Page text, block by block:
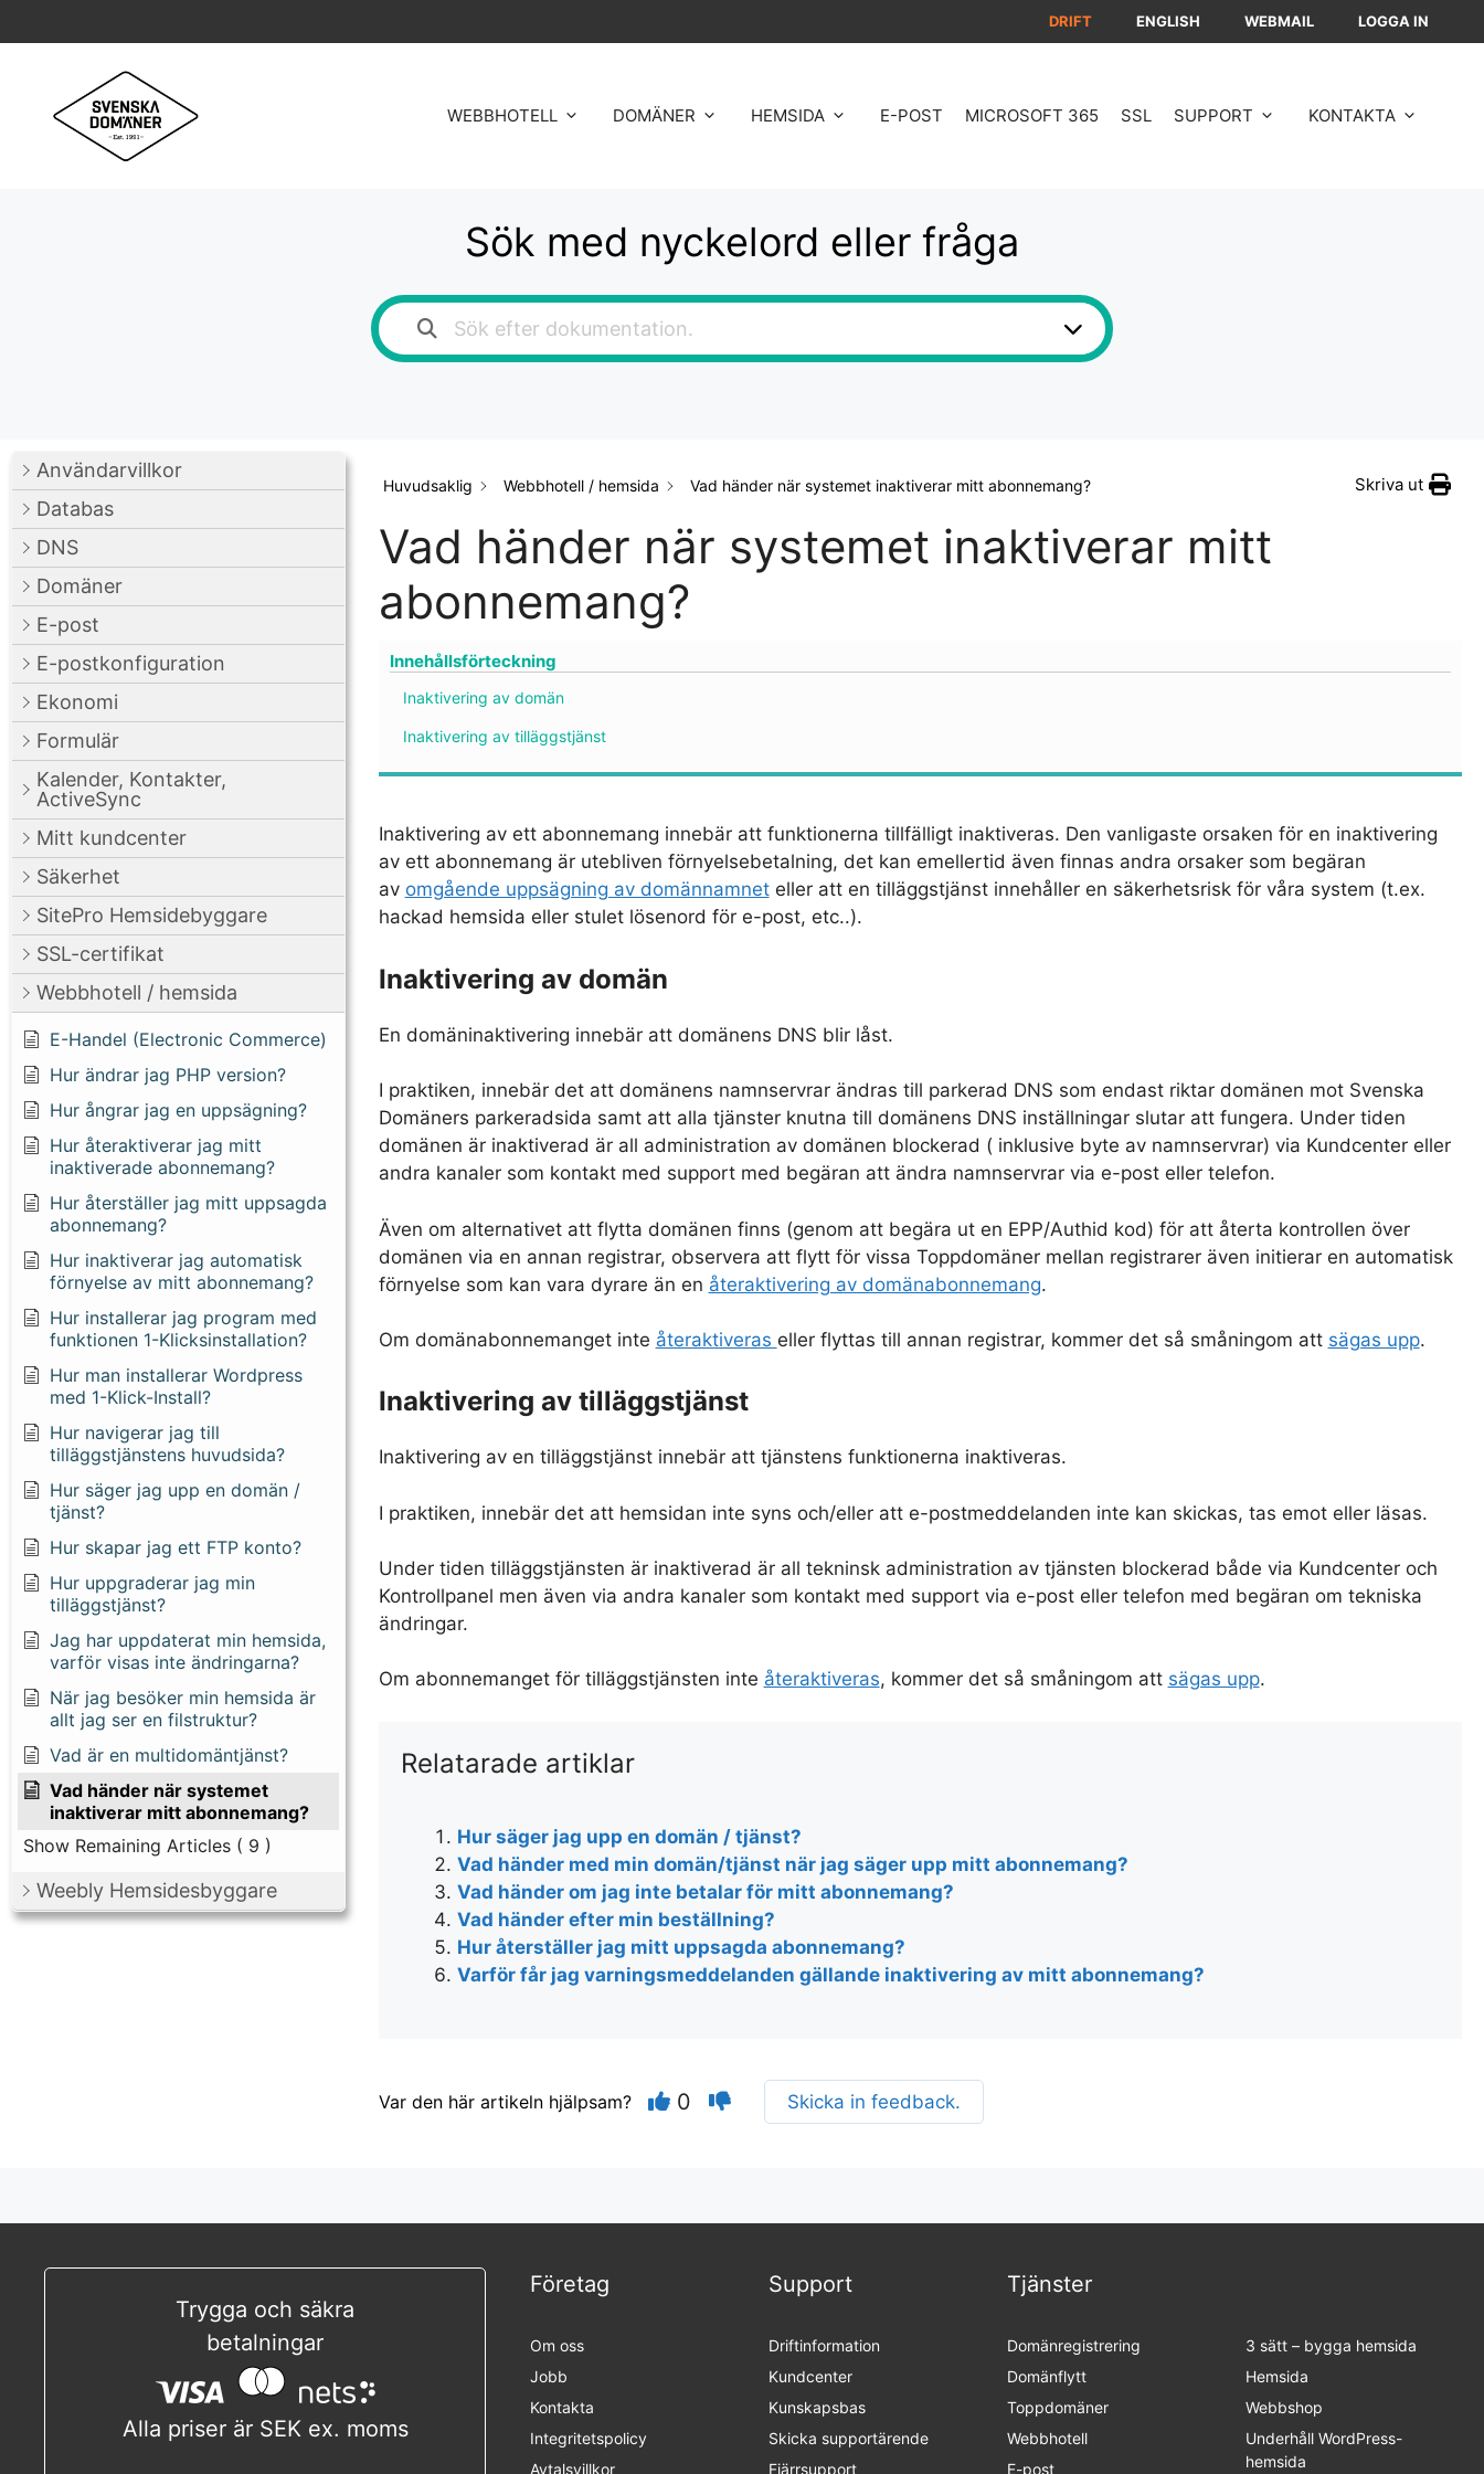
till
DRIFT ENGLISH WEBMAIL LOGGA IN
WEBBHOTELL DOMÄNER HEMSIDA E-POST MICROSOFT 365 SSL SUPPORT KONTAKTA
Sök med nyckelord eller fråga
Användarvillkor
Databas
DNS
Domäner
E-post
E-postkonfiguration
Ekonomi
Formulär
Kalender, Kontakter,
ActiveSync
Mitt kundcenter
Säkerhet
SitePro Hemsidebyggare
SSL-certifikat
Webbhotell / hemsida
E-Handel (Electronic Commerce)
Hur ändrar jag PHP version?
Hur ångrar jag en uppsägning?
Hur återaktiverar jag mitt
inaktiverade abonnemang?
Hur återställer jag mitt uppsagda
abonnemang?
Hur inaktiverar jag automatisk
förnyelse av mitt abonnemang?
Hur installerar jag program med
funktionen 1-Klicksinstallation?
Hur man installerar Wordpress
med 1-Klick-Install?
Hur navigerar jag till
tilläggstjänstens huvudsida?
Hur säger jag upp en domän /
tjänst?
Hur skapar jag ett FTP konto?
Hur uppgraderar jag min
tilläggstjänst?
Jag har uppdaterat min hemsida,
varför visas inte ändringarna?
När jag besöker min hemsida är
allt jag ser en filstruktur?
Vad är en multidomäntjänst?
Vad händer när systemet
inaktiverar mitt abonnemang?
Show Remaining Articles ( 9 )
Weebly Hemsidesbyggare
Huvudsaklig Webbhotell / hemsida Vad händer när systemet inaktiverar mitt abonnemang? Skriva ut
Vad händer när systemet inaktiverar mitt
abonnemang?
Innehållsförteckning
Inaktivering av domän
Inaktivering av tilläggstjänst
Inaktivering av ett abonnemang innebär att funktionerna tillfälligt inaktiveras. Den vanligaste orsaken för en inaktivering
av ett abonnemang är utebliven förnyelsebetalning, det kan emellertid även finnas andra orsaker som begäran
av omgående uppsägning av domännamneteller att en tilläggstjänst innehåller en säkerhetsrisk för våra system (t.ex.
hackad hemsida eller stulet lösenord för e-post, etc..).
Inaktivering av domän
En domäninaktivering innebär att domänens DNS blir låst.
I praktiken, innebär det att domänens namnservrar ändras till parkerad DNS som endast riktar domänen mot Svenska
Domäners parkeradsida samt att alla tjänster knutna till domänens DNS inställningar slutar att fungera. Under tiden
domänen är inaktiverad är all administration av domänen blockerad ( inklusive byte av namnservrar) via Kundcenter eller
andra kanaler som kontakt med support med begäran att ändra namnservrar via e-post eller telefon.
Även om alternativet att flytta domänen finns (genom att begära ut en EPP/Authid kod) för att återta kontrollen över
domänen via en annan registrar, observera att flytt för vissa Toppdomäner mellan registrarer även initierar en automatisk
förnyelse som kan vara dyrare än en återaktivering av domänabonnemang.
Om domänabonnemanget inte återaktiveras eller flyttas till annan registrar, kommer det så småningom att sägas upp.
Inaktivering av tilläggstjänst
Inaktivering av en tilläggstjänst innebär att tjänstens funktionerna inaktiveras.
I praktiken, innebär det att hemsidan inte syns och/eller att e-postmeddelanden inte kan skickas, tas emot eller läsas.
Under tiden tilläggstjänsten är inaktiverad är all tekninsk administration av tjänsten blockerad både via Kundcenter och
Kontrollpanel men även via andra kanaler som kontakt med support via e-post eller telefon med begäran om tekniska
ändringar.
Om abonnemanget för tilläggstjänsten inte återaktiveras, kommer det så småningom att sägas upp.
Relatarade artiklar
Hur säger jag upp en domän / tjänst?
Vad händer med min domän/tjänst när jag säger upp mitt abonnemang?
Vad händer om jag inte betalar för mitt abonnemang?
Vad händer efter min beställning?
Hur återställer jag mitt uppsagda abonnemang?
Varför får jag varningsmeddelanden gällande inaktivering av mitt abonnemang?
Var den här artikeln hjälpsam? 0 Skicka in feedback.
Trygga och säkra
betalningar
Alla priser är SEK ex. moms
Företag
Om oss
Jobb
Kontakta
Integritetspolicy
Avtalsvillkor
Support
Driftinformation
Kundcenter
Kunskapsbas
Skicka supportärende
Fjärrsupport
Tjänster
Domänregistrering
Domänflytt
Toppdomäner
Webbhotell
E-post
3 sätt – bygga hemsida
Hemsida
Webbshop
Underhåll WordPress-
hemsida